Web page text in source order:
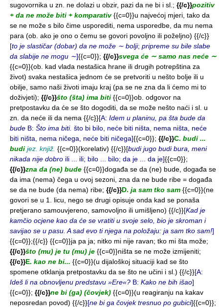
sugovornika u zn. ne dolazi u obzir, pazi da ne bi i sl.; {{/c}}pozitiv
+ da ne može biti + komparativ{{c=0}}u najvećoj mjeri, tako da
se ne može s bilo čime usporediti, nema usporedbe, da mu nema
para (ob. ako je ono o čemu se govori povoljno ili poželjno) {{/c}}
[to je slastičar (dobar) da ne može ∼ bolji; pripreme su bile slabe
da slabije ne mogu ∼]{{c=0}}; {{/c}}svega će ∼ samo nas neće ∼
{{c=0}}(ob. kad vlada nestašica hrane ili drugih potrepština za
život) svaka nestašica jednom će se pretvoriti u nešto bolje ili u
obilje, samo naši životi imaju kraj (pa se ne zna da li ćemo mi to
doživjeti); {{/c}}što (šta) ima biti {{c=0}}ob. odgovor na
pretpostavku da će se što dogoditi, da se može nešto naći i sl. u
zn. da neće ili da nema {{/c}}[A: Idem u planinu, pa šta bude da
bude B: Što ima biti. što bi bilo, neće biti ništa, nema ništa, neće
biti ništa, nema ničega, neće biti ničega]{{c=0}}; {{/c}}C. budi ...
budi jez. knjiž. {{c=0}}(korelativ) {{/c}}[budi jugo budi bura, meni
nikada nije dobro ili ... ili; bilo ... bilo; da je ... da je]{{c=0}};
{{/c}}zna da (ne) bude {{c=0}}događa se da (ne) bude, događa se
da ima (nema) čega u ovoj sezoni, zna da ne bude ribe = događa
se da ne bude (da nema) ribe; {{/c}}D. ja sam tko sam {{c=0}}(ne
govori se u 1. licu, nego se drugi opisuje onda kad se ponaša
pretjerano samouvjereno, samovoljno ili umišljeno) {{/c}}[Kad je
kamčio ocjene kao da će se vratiti u svoje selo, bio je skroman i
savijao se u pasu. A sad evo ti njega na položaju: ja sam tko sam!]
{{c=0}};{{/c}} {{c=0}}ja pa ja; nitko mi nije ravan; tko mi šta može;
{{/c}}što (mu) je tu (mu) je {{c=0}}ništa se ne može izmijeniti;
{{/c}}E. kao ne bi... {{c=0}}(u dijaloškoj situaciji kad se što
spomene otklanja pretpostavku da se što ne učini i sl.) {{/c}}[A:
Ideš li na obnovljenu predstavu »Ere«? B: Kako ne bih išao]
{{c=0}}; {{/c}}ne bi (ga) (čovjek) {{c=0}}(u reagiranju na kakav
neposredan povod) {{/c}}[ne bi ga čovjek tresnuo po gubici]{{c=0}};